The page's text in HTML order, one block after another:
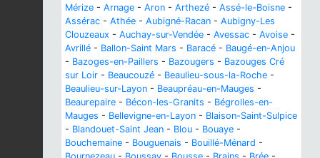
Mérize - Arnage - Aron - Arthezé - Assé-le-Boisne -
Assérac - Athée - Aubigné-Racan - Aubigny-Les
Clouzeaux - Auchay-sur-Vendée - Avessac - Avoise -
Avrillé - Ballon-Saint Mars - Baracé - Baugé-en-Anjou
- Bazoges-en-Paillers - Bazougers - Bazouges Cré
sur Loir - Beaucouzé - Beaulieu-sous-la-Roche -
Beaulieu-sur-Layon - Beaupréau-en-Mauges -
Beaurepaire - Bécon-les-Granits - Bégrolles-en-
Mauges - Bellevigne-en-Layon - Blaison-Saint-Sulpice
- Blandouet-Saint Jean - Blou - Bouaye -
Bouchemaine - Bouguenais - Bouillé-Ménard -